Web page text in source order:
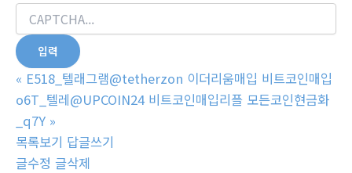
« E518_텔래그램@tetherzon 이더리움매입 비트코인매입
o6T_텔레@UPCOIN24 비트코인매입리플 모든코인현금화
_q7Y »
목록보기 답글쓰기
글수정 글삭제